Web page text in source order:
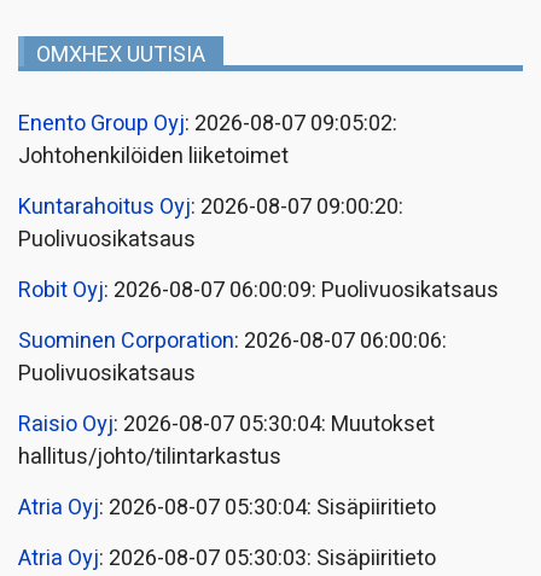
OMXHEX UUTISIA
Enento Group Oyj: 2026-08-07 09:05:02:
Johtohenkilöiden liiketoimet
Kuntarahoitus Oyj: 2026-08-07 09:00:20:
Puolivuosikatsaus
Robit Oyj: 2026-08-07 06:00:09: Puolivuosikatsaus
Suominen Corporation: 2026-08-07 06:00:06:
Puolivuosikatsaus
Raisio Oyj: 2026-08-07 05:30:04: Muutokset
hallitus/johto/tilintarkastus
Atria Oyj: 2026-08-07 05:30:04: Sisäpiiritieto
Atria Oyj: 2026-08-07 05:30:03: Sisäpiiritieto